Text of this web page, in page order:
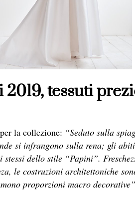
tessuti
la collezione: “Seduto sulla
si infrangono sulla rena; gli
dello stile “Papini”.
le costruzioni architettoniche
proporzioni macro decorative”